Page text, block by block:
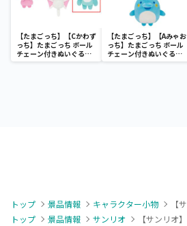
【たまごっち】【Cかわず
っち】たまごっち ボール
チェーン付きぬいぐるみ
～Tamagotchi
【たまごっち】【Aみゃお
っち】たまごっち ボール
チェーン付きぬいぐるみ
～Tamagotchi
トップ 景品情報 キャラクター小物
トップ
景品情報 サンリオ